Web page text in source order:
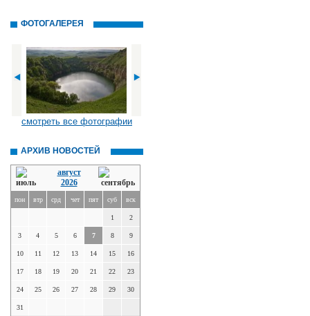
ФОТОГАЛЕРЕЯ
смотреть все фотографии
АРХИВ НОВОСТЕЙ
август
2026
пон втр срд чет пят суб вск
1 2
3 4 5 6 7 8 9
10 11 12 13 14 15 16
17 18 19 20 21 22 23
24 25 26 27 28 29 30
31